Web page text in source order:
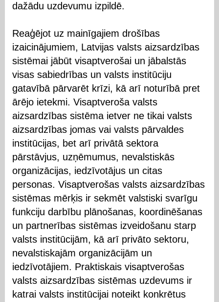
dažādu uzdevumu izpildē.
Reaģējot uz mainīgajiem drošības
izaicinājumiem, Latvijas valsts aizsardzības
sistēmai jābūt visaptverošai un jābalstās
visas sabiedrības un valsts institūciju
gatavībā pārvarēt krīzi, kā arī noturībā pret
ārējo ietekmi. Visaptveroša valsts
aizsardzības sistēma ietver ne tikai valsts
aizsardzības jomas vai valsts pārvaldes
institūcijas, bet arī privātā sektora
pārstāvjus, uzņēmumus, nevalstiskās
organizācijas, iedzīvotājus un citas
personas. Visaptverošas valsts aizsardzības
sistēmas mērķis ir sekmēt valstiski svarīgu
funkciju darbību plānošanas, koordinēšanas
un partnerības sistēmas izveidošanu starp
valsts institūcijām, kā arī privāto sektoru,
nevalstiskajām organizācijām un
iedzīvotājiem. Praktiskais visaptverošas
valsts aizsardzības sistēmas uzdevums ir
katrai valsts institūcijai noteikt konkrētus